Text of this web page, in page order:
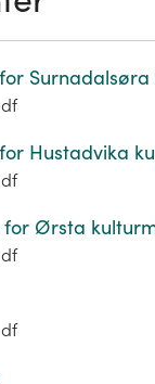
Hustadvika
for Ørsta